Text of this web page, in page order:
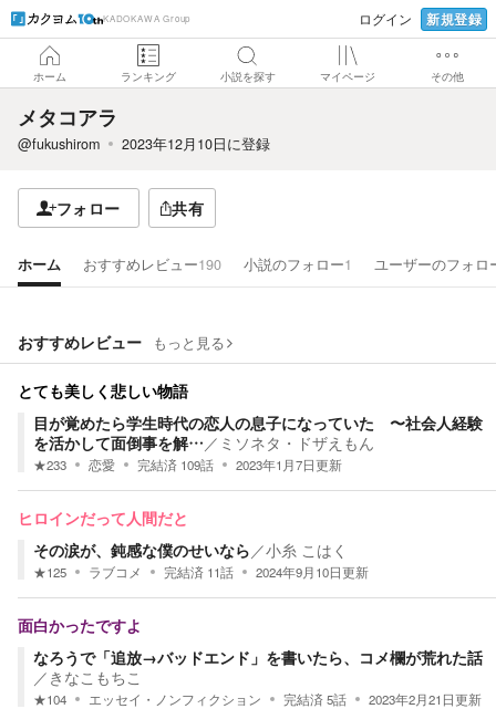
KADOKAWA Group ログイン 新規登録
ホーム ランキング 小説を探す マイページ その他
メタコアラ
@fukushirom 2023年12月10日に登録
フォロー 共有
ホーム おすすめレビュー190 小説のフォロー1 ユーザーのフォロ
おすすめレビュー もっと見る
とても美しく悲しい物語
目が覚めたら学生時代の恋人の息子になっていた 〜社会人経験
を活かして面倒事を解…／ ミソネタ・ドザえもん
★233 恋愛 完結済 109話 2023年1月7日更新
ヒロインだって人間だと
その涙が、鈍感な僕のせいなら／小糸 こはく
★125 ラブコメ 完結済 11話 2024年9月10日更新
面白かったですよ
なろうで「追放→バッドエンド」を書いたら、コメ欄が荒れた話
／ きなこもちこ
★104 エッセイ・ノンフィクション 完結済5話 2023年2月21日更新